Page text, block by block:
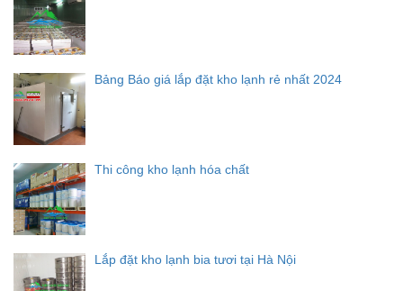
Bảng Báo giá lắp đặt kho lạnh rẻ nhất 2024
Thi công kho lạnh hóa chất
Lắp đặt kho lạnh bia tươi tại Hà Nội